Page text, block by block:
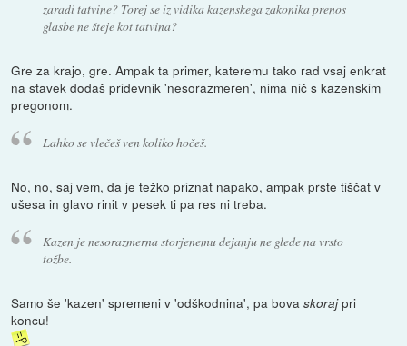
zaradi tatvine? Torej se iz vidika kazenskega zakonika prenos
glasbe ne šteje kot tatvina?
Gre za krajo, gre. Ampak ta primer, kateremu tako rad vsaj enkrat
na stavek dodaš pridevnik 'nesorazmeren', nima nič s kazenskim
pregonom.
Lahko se vlečeš ven koliko hočeš.
No, no, saj vem, da je težko priznat napako, ampak prste tiščat v
ušesa in glavo rinit v pesek ti pa res ni treba.
Kazen je nesorazmerna storjenemu dejanju ne glede na vrsto
tožbe.
Samo še 'kazen' spremeni v 'odškodnina', pa bovaskorajpri
koncu!